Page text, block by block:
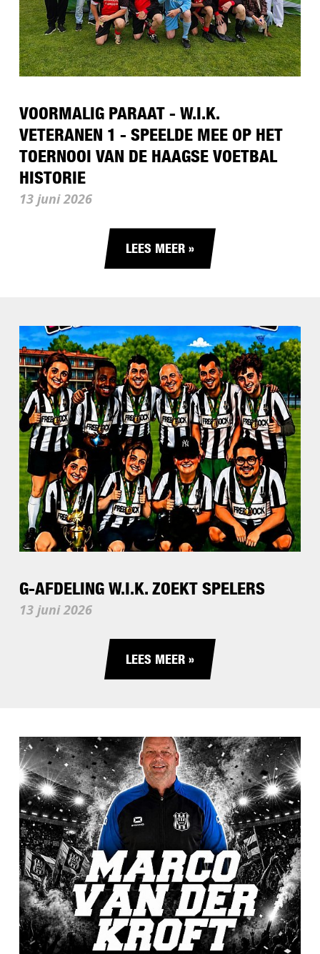
VOORMALIG PARAAT - W.I.K.
VETERANEN 1 - SPEELDE MEE OP HET
TOERNOOI VAN DE HAAGSE VOETBAL
HISTORIE
13 juni 2026
LEES MEER »
G-AFDELING W.I.K. ZOEKT SPELERS
13 juni 2026
LEES MEER »